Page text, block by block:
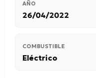
AÑO
26/04/2022
COMBUSTIBLE
Eléctrico